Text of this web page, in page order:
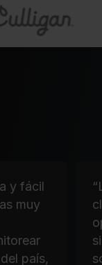
y fácil
muy
país,